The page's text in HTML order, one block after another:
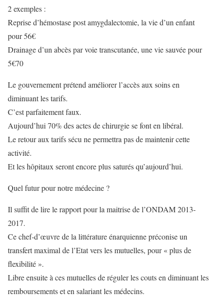
2 exemples :
Reprise d’hémostase post amygdalectomie, la vie d’un enfant
pour 56€
Drainage d’un abcès par voie transcutanée, une vie sauvée pour
5€70
Le gouvernement prétend améliorer l’accès aux soins en
diminuant les tarifs.
C’est parfaitement faux.
Aujourd’hui 70% des actes de chirurgie se font en libéral.
Le retour aux tarifs sécu ne permettra pas de maintenir cette
activité.
Et les hôpitaux seront encore plus saturés qu’aujourd’hui.
Quel futur pour notre médecine ?
Il suffit de lire le rapport pour la maitrise de l’ONDAM 2013-
2017.
Ce chef-d’œuvre de la littérature énarquienne préconise un
transfert maximal de l’Etat vers les mutuelles, pour « plus de
flexibilité ».
Libre ensuite à ces mutuelles de réguler les couts en diminuant les
remboursements et en salariant les médecins.